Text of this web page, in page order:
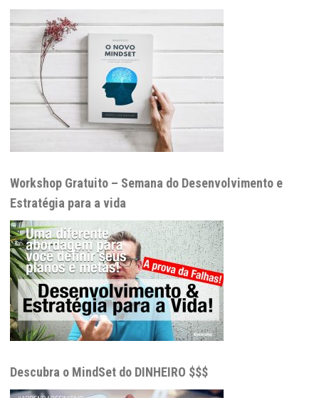
Workshop Gratuito – Semana do Desenvolvimento e
Estratégia para a vida
Descubra o MindSet do DINHEIRO $$$